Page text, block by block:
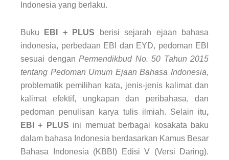
Indonesia yang berlaku.
Buku EBI + PLUS berisi sejarah ejaan bahasa
indonesia, perbedaan EBI dan EYD, pedoman EBI
sesuai dengan Permendikbud No. 50 Tahun 2015
tentang Pedoman Umum Ejaan Bahasa Indonesia,
problematik pemilihan kata, jenis-jenis kalimat dan
kalimat efektif, ungkapan dan peribahasa, dan
pedoman penulisan karya tulis ilmiah. Selain itu,
EBI + PLUS ini memuat berbagai kosakata baku
dalam bahasa Indonesia berdasarkan Kamus Besar
Bahasa Indonesia (KBBI) Edisi V (Versi Daring).